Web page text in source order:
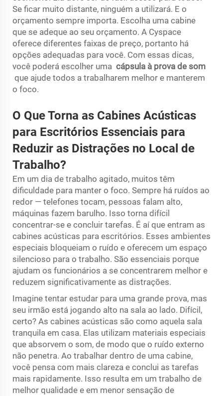
Se ficar muito distante, ninguém a utilizará. E o
orçamento sempre importa. Escolha uma cabine
que se adeque ao seu orçamento. A Cyspace
oferece diferentes faixas de preço, portanto há
opções adequadas para você. Com essas dicas,
você poderá escolher uma cápsula à prova de som
que ajude todos a trabalharem melhor e manterem
o foco.
O Que Torna as Cabines Acústicas
para Escritórios Essenciais para
Reduzir as Distrações no Local de
Trabalho?
Em um dia de trabalho agitado, muitos têm
dificuldade para manter o foco. Sempre há ruídos ao
redor — telefones tocam, pessoas falam alto,
máquinas fazem barulho. Isso torna difícil
concentrar-se e concluir tarefas. É aí que entram as
cabines acústicas para escritórios. Esses ambientes
especiais bloqueiam o ruído e oferecem um espaço
silencioso para o trabalho. São essenciais porque
ajudam os funcionários a se concentrarem melhor e
reduzem significativamente as distrações.
Imagine tentar estudar para uma grande prova, mas
seu irmão está jogando alto na sala ao lado. Difícil,
certo? As cabines acústicas são como aquela sala
tranquila em casa. Elas utilizam materiais especiais
que absorvem o som, de modo que o ruído externo
não penetra. Ao trabalhar dentro de uma cabine,
você pensa com mais clareza e conclui as tarefas
mais rapidamente. Isso resulta em um trabalho de
melhor qualidade e em menor sensação de